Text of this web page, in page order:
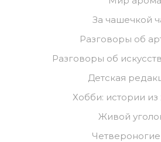
За чашечкой
Разговоры об
Разговоры об
Детская
Хобби: истории
Живой
Четвероногие